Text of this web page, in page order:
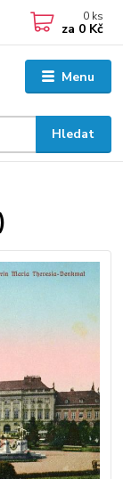
Menu
Hledat
0 ks
za 0 Kč